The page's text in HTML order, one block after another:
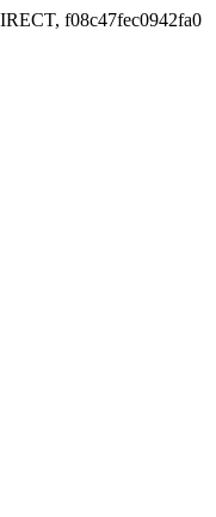
f08c47fec0942fa0